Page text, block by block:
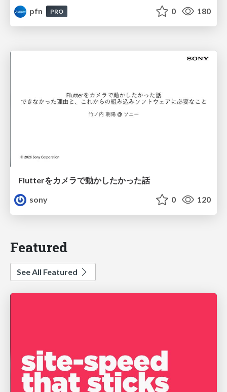
pfn
PRO 0 180
Flutterをカメラで動かしたかった話
sony
0 120
Featured
See All Featured